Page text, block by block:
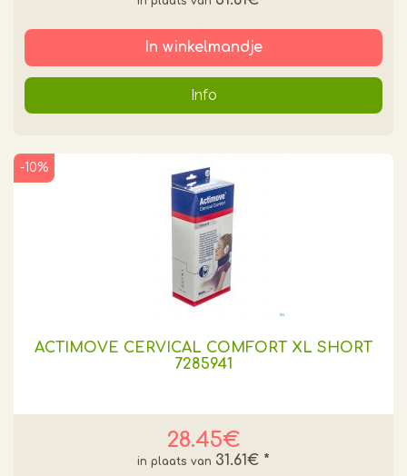
In winkelmandje
Info
ACTIMOVE CERVICAL COMFORT XL SHORT
7285941
28.45€
-10%
31.61€ *